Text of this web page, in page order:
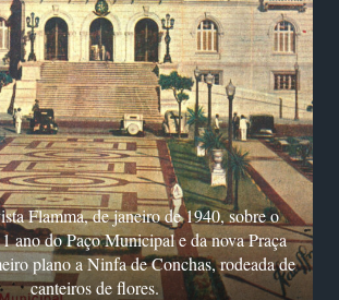
Flamma, de janeiro de 1940, sobre o
ano do Paço Municipal e da nova Praça
plano a Ninfa de Conchas, rodeada de
canteiros de flores.